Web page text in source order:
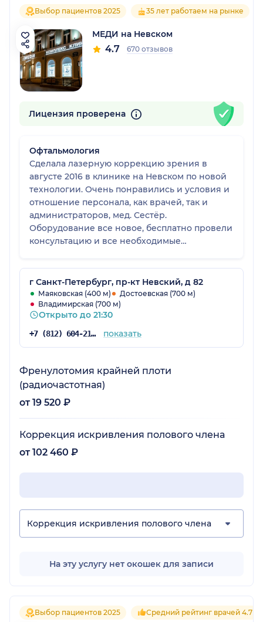
Выбор пациентов 2025 35 лет работаем на рынке
МЕДИ на Невском
4.7 670 отзывов
Лицензия проверена
Офтальмология
Сделала лазерную коррекцию зрения в
августе 2016 в клинике на Невском по новой
технологии. Очень понравились и условия и
отношение персонала, как врачей, так и
администраторов, мед. Сестёр.
Оборудование все новое, бесплатно провели
консультацию и все необходимые
именно будет проходить операция, какие
гарантии, последствия и Тд После операции
бесплатно наблюдают на протяжении 3-х
месяцев. Также при каждом посещении не
сидишь в очереди вообще! В клинике очень
чисто, предлагают чай, кофе, воду.
г Санкт-Петербург, пр-кт Невский, д 82
Маяковская (400 м)
Достоевская (700 м)
Владимирская (700 м)
Открыто до 21:30
+7 (812) 604-21-60 показать
Френулотомия крайней плоти
(радиочастотная)
от 19 520 ₽
Коррекция искривления полового члена
от 102 460 ₽
Коррекция искривления полового члена
На эту услугу нет окошек для записи
Выбор пациентов 2025 Средний рейтинг врачей 4.7